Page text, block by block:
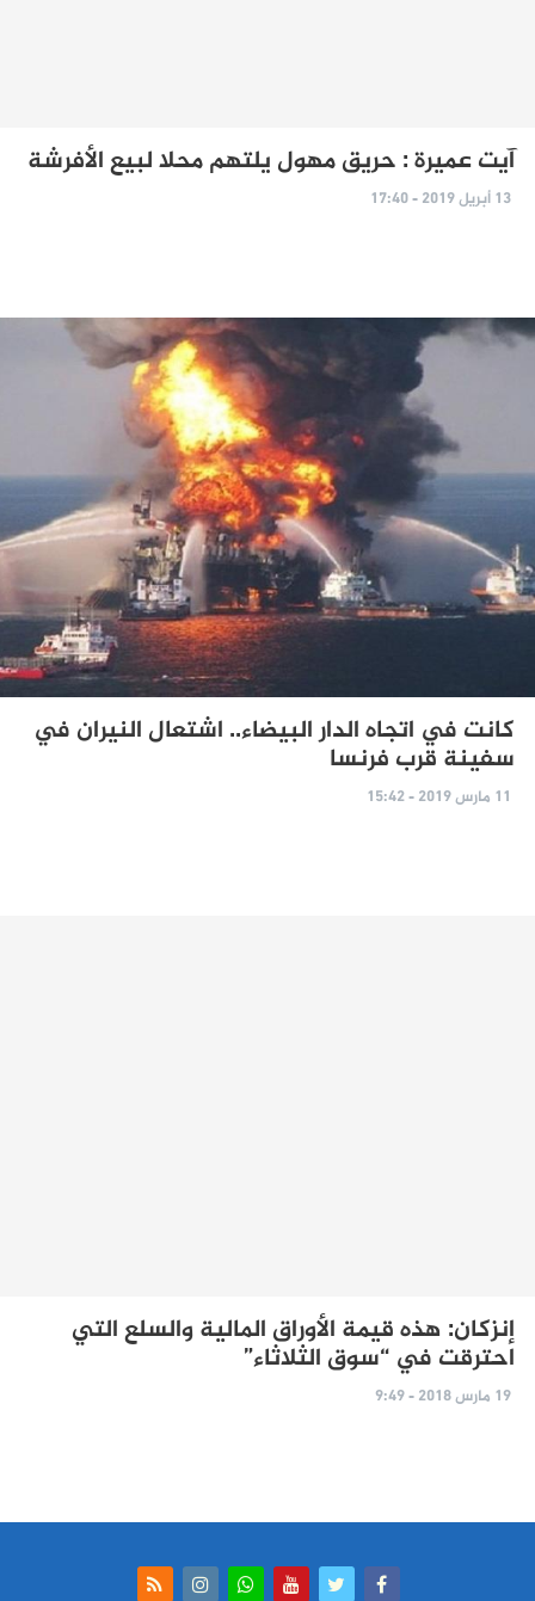
آيت عميرة : حريق مهول يلتهم محلا لبيع الأفرشة
13 أبريل 2019 - 17:40
كانت في اتجاه الدار البيضاء.. اشتعال النيران في
سفينة قرب فرنسا
11 مارس 2019 - 15:42
إنزكان: هذه قيمة الأوراق المالية والسلع التي
احترقت في “سوق الثلاثاء”
19 مارس 2018 - 9:49